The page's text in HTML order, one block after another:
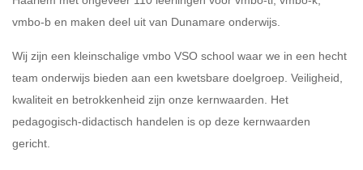
vmbo-b en maken deel uit van Dunamare onderwijs.
Wij zijn een kleinschalige vmbo VSO school waar we in een hecht
team onderwijs bieden aan een kwetsbare doelgroep. Veiligheid,
kwaliteit en betrokkenheid zijn onze kernwaarden. Het
pedagogisch-didactisch handelen is op deze kernwaarden
gericht.